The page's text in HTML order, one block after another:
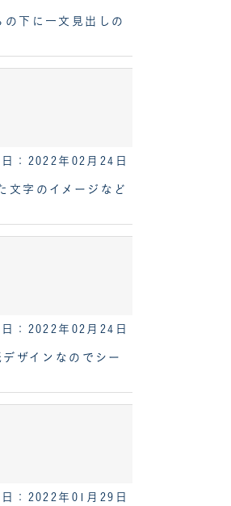
下に一文見出しの
：2022年02月24日
文字のイメージなど
：2022年02月24日
ザインなのでシー
：2022年01月29日